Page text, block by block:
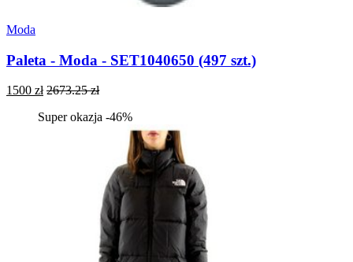
Moda
Paleta - Moda - SET1040650 (497 szt.)
1500 zł 2673.25 zł
Super okazja -46%